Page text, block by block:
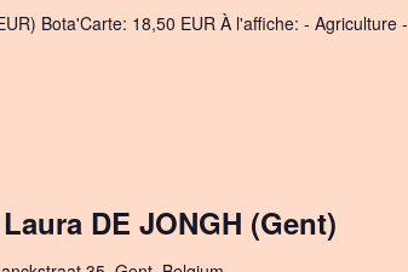
Bota'Carte: 18,50 EUR À l'affiche: - Agriculture -
DE JONGH (Gent)